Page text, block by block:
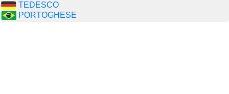
TEDESCO
PORTOGHESE